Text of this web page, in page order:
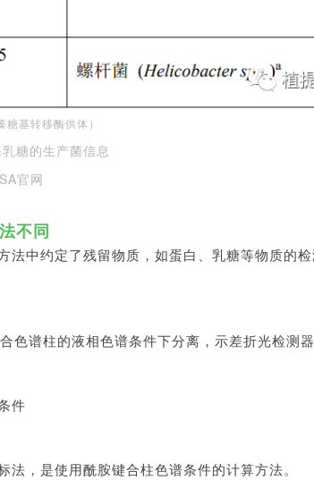
基转移酶供体）
糖的生产菌信息
官网
不同
法中约定了残留物质，如蛋白、乳糖等物质的
色谱柱的液相色谱条件下分离，示差折光检测器
件
，是使用酰胺键合柱色谱条件的计算方法。